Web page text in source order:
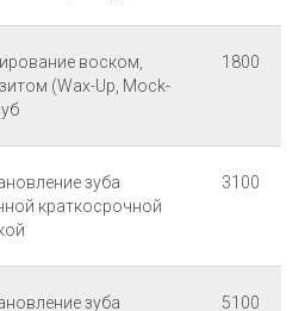
воском,
(Wax-Up, Mock-
1800
зуба
краткосрочной
3100
зуба 5100